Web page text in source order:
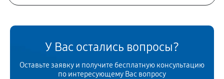
У Вас остались вопросы?
Оставьте заявку и получите бесплатную консультацию
по интересующему Вас вопросу